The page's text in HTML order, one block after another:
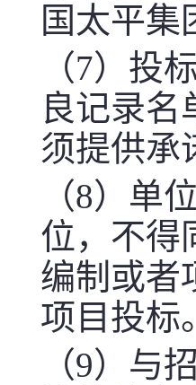
国太平集
（7） 投
良记录
须提供承
（8）单
位，不得
编制或者
项目投标
（9）与